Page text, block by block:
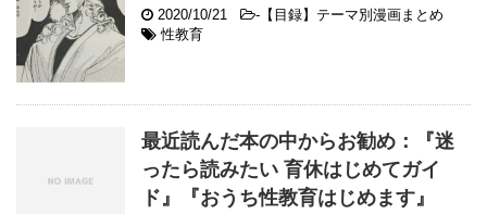
2020/10/21 - 【目録】テーマ別漫画まとめ
性教育
最近読んだ本の中からお勧め：『迷
ったら読みたい 育休はじめてガイ
ド』『おうち性教育はじめます』